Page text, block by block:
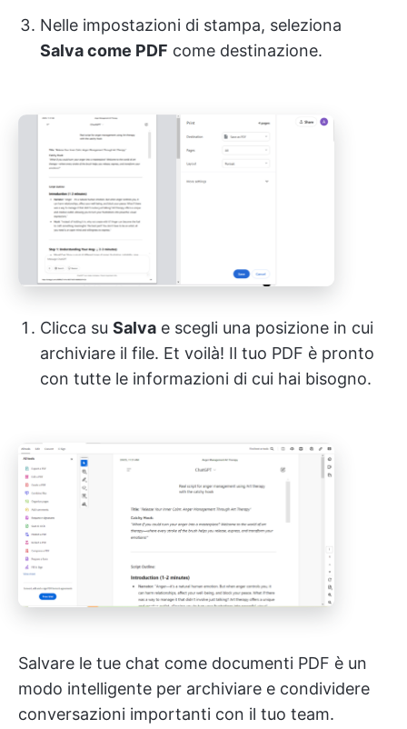
Nelle impostazioni di stampa, seleziona
Salva come PDF come destinazione.
Clicca su Salva e scegli una posizione in cui
archiviare il file. Et voilà! Il tuo PDF è pronto
con tutte le informazioni di cui hai bisogno.
Salvare le tue chat come documenti PDF è un
modo intelligente per archiviare e condividere
conversazioni importanti con il tuo team.